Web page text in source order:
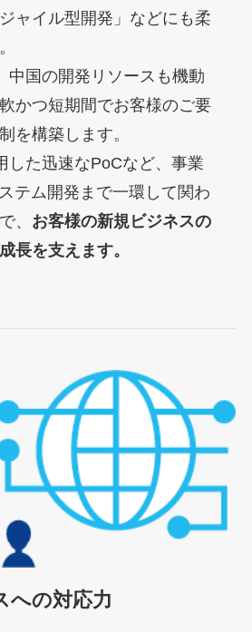
ャイル型開発」などにも柔
中国の開発リソースも機動
かつ短期間でお客様のご要
を構築します。
した迅速なPoCなど、事業
テム開発まで一環して関わ
、 お客様の新規ビジネスの
長を支えます。
への対応力